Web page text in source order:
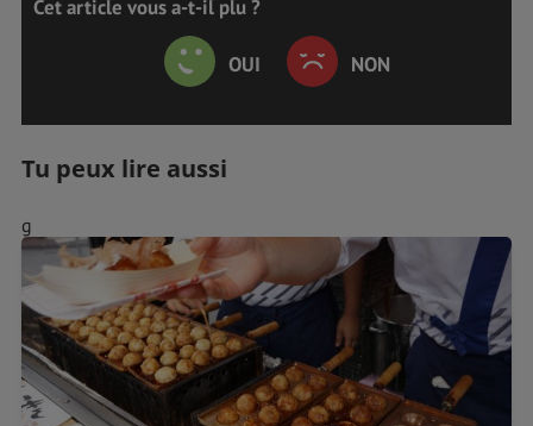
Cet article vous a-t-il plu ?
OUI NON
Tu peux lire aussi
g